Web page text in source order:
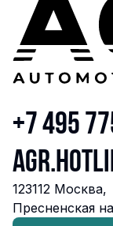
+7 495
123112 Москва,
Пресненская